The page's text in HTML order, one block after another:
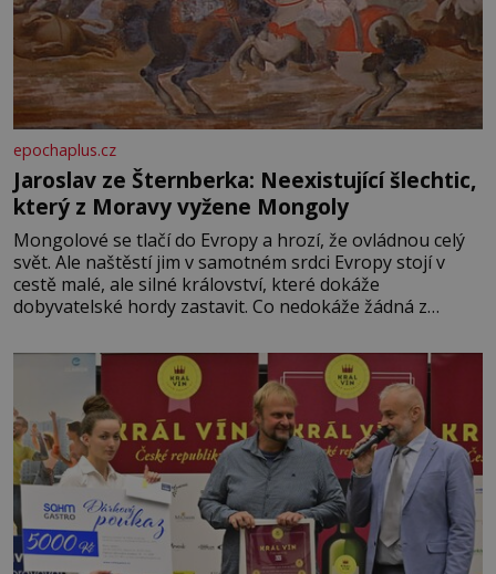
epochaplus.cz
Jaroslav ze Šternberka: Neexistující šlechtic,
který z Moravy vyžene Mongoly
Mongolové se tlačí do Evropy a hrozí, že ovládnou celý
svět. Ale naštěstí jim v samotném srdci Evropy stojí v
cestě malé, ale silné království, které dokáže
dobyvatelské hordy zastavit. Co nedokáže žádná z
král. Nebo že by ne? Mongolové od roku 1223 postupují
podél Kaspického a Azovského moře,